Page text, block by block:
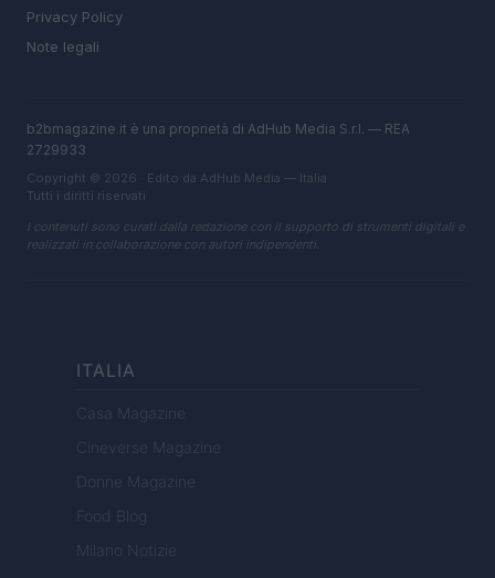
Privacy Policy
Note legali
b2bmagazine.it è una proprietà di AdHub Media S.r.l. — REA
2729933
Copyright © 2026 · Edito da AdHub Media — Italia
Tutti i diritti riservati
I contenuti sono curati dalla redazione con il supporto di strumenti digitali e
realizzati in collaborazione con autori indipendenti.
ITALIA
Casa Magazine
Cineverse Magazine
Donne Magazine
Food Blog
Milano Notizie